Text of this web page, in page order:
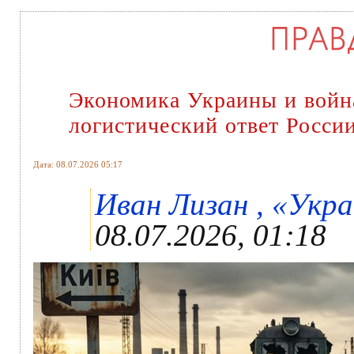
Экономика Украины и
логистический ответ
Дата: 08.07.2026 05:17
Иван Лизан ,
08.07.2026, 01:18